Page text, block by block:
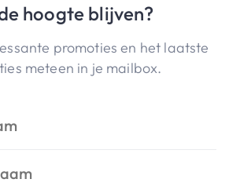
hoogte blijven?
promoties en het laatste
meteen in je mailbox.